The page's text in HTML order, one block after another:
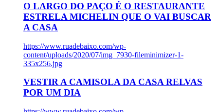
O LARGO DO PAÇO É O RESTAURANTE
ESTRELA MICHELIN QUE O VAI BUSCAR
A CASA
https://www.ruadebaixo.com/wp-
content/uploads/2020/07/img_7930-fileminimizer-1-
335x256.jpg
VESTIR A CAMISOLA DA CASA RELVAS
POR UM DIA